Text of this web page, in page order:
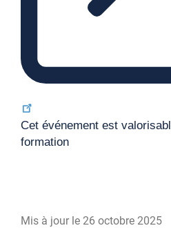
Cet événement est
formation
Mis à jour le 26 octobre 2025